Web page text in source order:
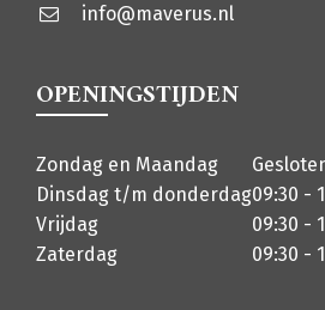
info@maverus.nl
OPENINGSTIJDEN
Zondag en Maandag
Dinsdag t/m donderdag09:30 -
Vrijdag
09:30 -
Zaterdag
09:30 -